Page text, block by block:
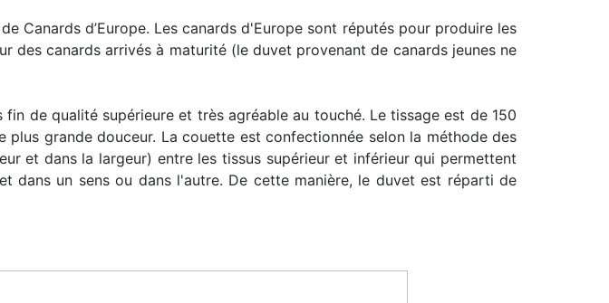
Canards d’Europe. Les canards d'Europe sont réputés pour produire les
des canards arrivés à maturité (le duvet provenant de canards jeunes ne
fin de qualité supérieure et très agréable au touché. Le tissage est de 150
grande douceur. La couette est confectionnée selon la méthode des
et dans la largeur) entre les tissus supérieur et inférieur qui permettent
dans un sens ou dans l'autre. De cette manière, le duvet est réparti de